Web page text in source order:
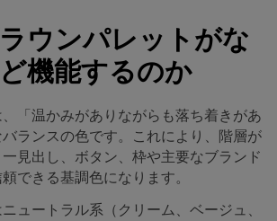
ウンパレットがな
機能するのか
「温かみがありながらも落ち着きがあ
ランスの色です。これにより、階層が
見出し、ボタン、枠や主要なブランド
できる基調色になります。
ュートラル系（クリーム、ベージュ、